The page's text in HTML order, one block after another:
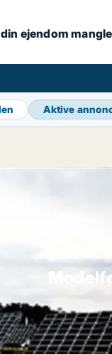
ejendom
Aktive